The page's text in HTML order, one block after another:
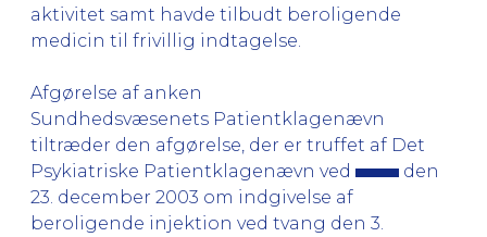
aktivitet samt havde tilbudt beroligende
medicin til frivillig indtagelse.
Afgørelse af anken
Sundhedsvæsenets Patientklagenævn
tiltræder den afgørelse, der er truffet af Det
Psykiatriske Patientklagenævn ved
den
23. december 2003 om indgivelse af
beroligende injektion ved tvang den 3.